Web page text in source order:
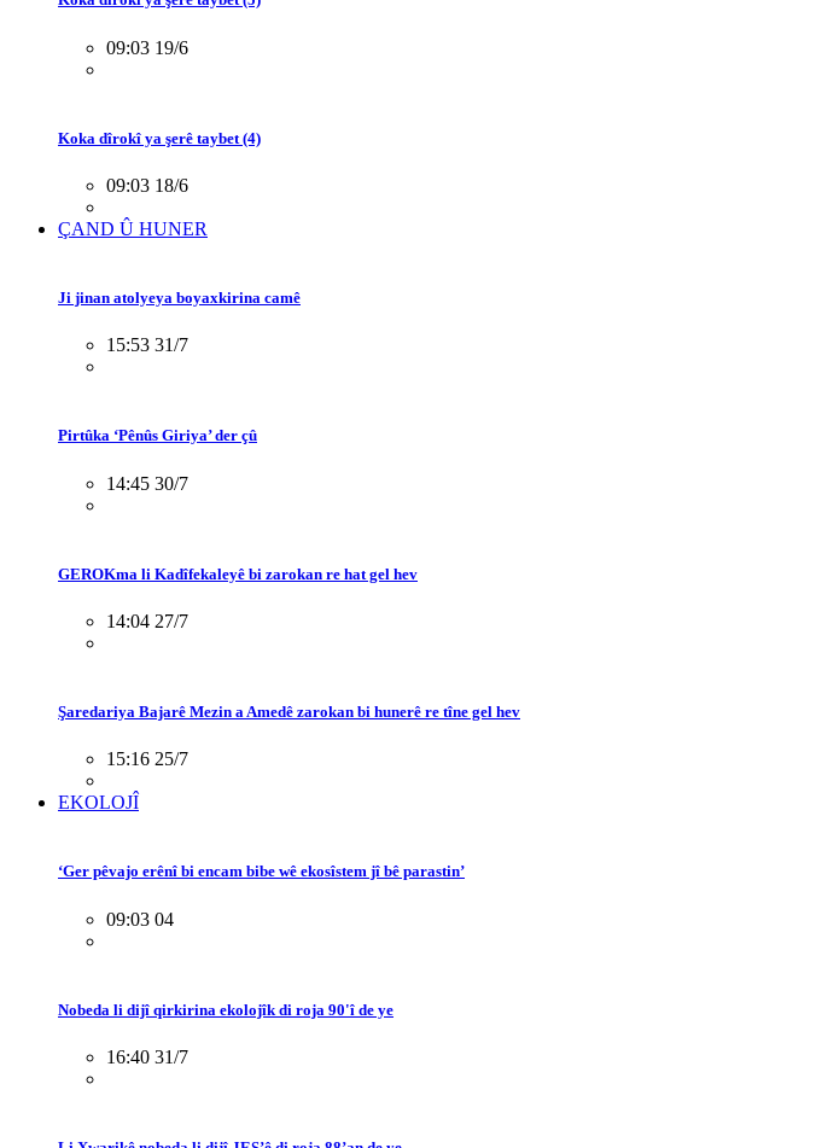
09:03 19/6
Koka dîrokî ya şerê taybet (4)
09:03 18/6
ÇAND Û HUNER
Ji jinan atolyeya boyaxkirina camê
15:53 31/7
Pirtûka ‘Pênûs Giriya’ der çû
14:45 30/7
GEROKma li Kadîfekaleyê bi zarokan re hat gel hev
14:04 27/7
Şaredariya Bajarê Mezin a Amedê zarokan bi hunerê re tîne gel hev
15:16 25/7
EKOLOJÎ
‘Ger pêvajo erênî bi encam bibe wê ekosîstem jî bê parastin’
09:03 04
Nobeda li dijî qirkirina ekolojîk di roja 90'î de ye
16:40 31/7